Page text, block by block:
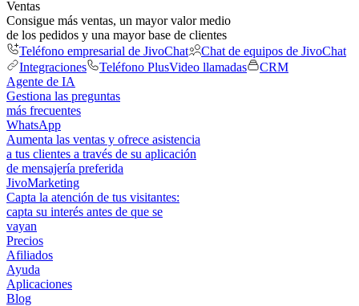
Ventas
Consigue más ventas, un mayor valor medio
de los pedidos y una mayor base de clientes
Teléfono empresarial de JivoChat
Chat de equipos de JivoChat
Integraciones
Teléfono PlusVideo llamadas
CRM
Agente de IA
Gestiona las preguntas
más frecuentes
WhatsApp
Aumenta las ventas y ofrece asistencia
a tus clientes a través de su aplicación
de mensajería preferida
JivoMarketing
Capta la atención de tus visitantes:
capta su interés antes de que se
vayan
Precios
Afiliados
Ayuda
Aplicaciones
Blog